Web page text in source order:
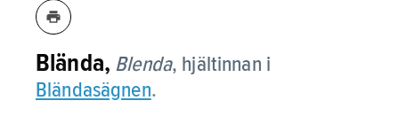
Blända, Blenda, hjältinnan i
Bländasägnen.